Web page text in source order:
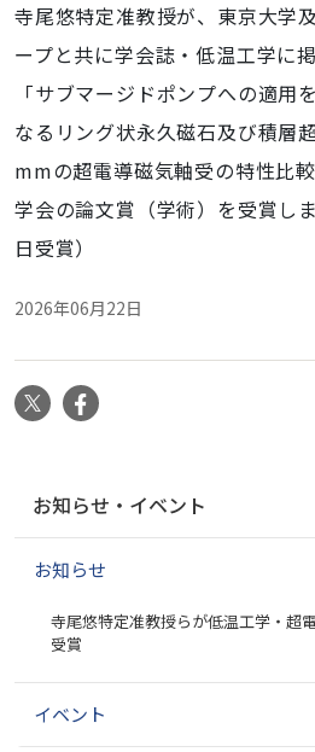
寺尾悠特定准教授が、東京大学
ープと共に学会誌・低温工学に
「サブマージドポンプへの適用
なるリング状永久磁石及び積層
mmの超電導磁気軸受の特性比
学会の論文賞（学術）を受賞し
日受賞）
2026年06月22日
X
ゲ
お知らせ・イベント
お知らせ
寺尾悠特定准教授らが低温工学・超
受賞
イベント